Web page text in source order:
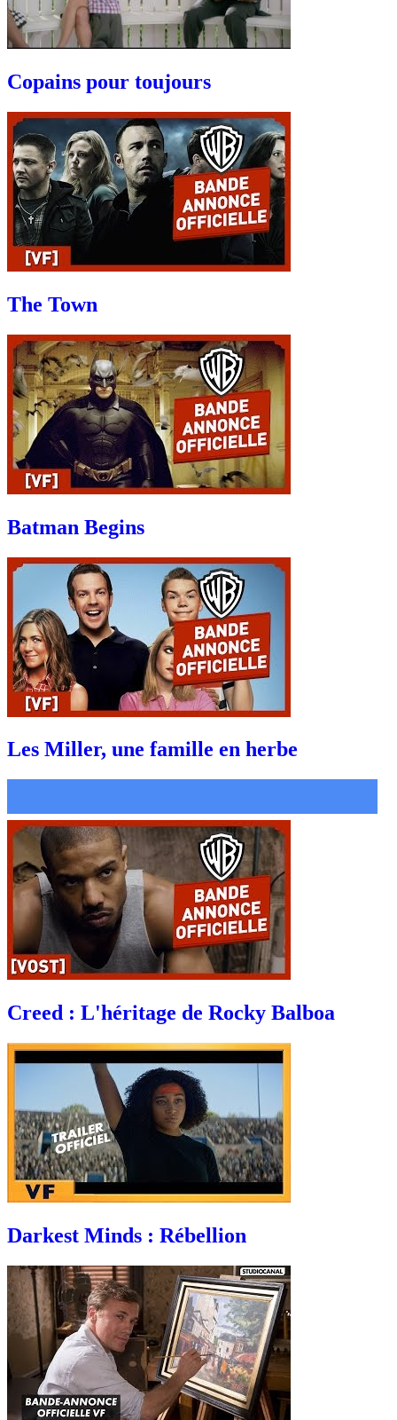
Copains pour toujours
The Town
Batman Begins
Les Miller, une famille en herbe
Creed : L'héritage de Rocky Balboa
Darkest Minds : Rébellion